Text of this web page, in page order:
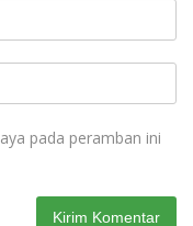
pada peramban ini